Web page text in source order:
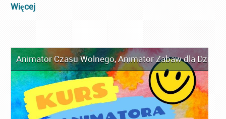
Więcej
Animator Czasu Wolnego,Animator Zabaw dla Dzieci